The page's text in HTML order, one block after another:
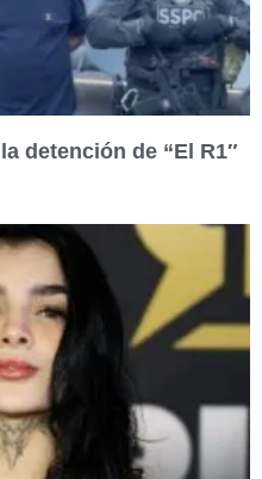
detención de “El R1″